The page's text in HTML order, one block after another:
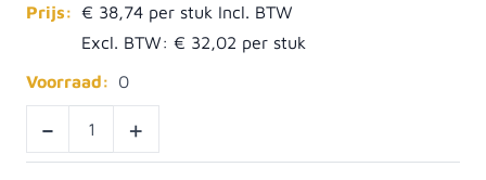
Prijs: € 38,74
Excl. BTW: € 32,02
Voorraad:
0
- +